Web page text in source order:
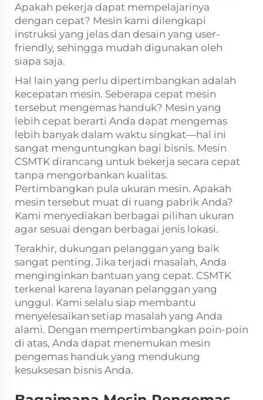
Apakah pekerja dapat mempelajarinya
dengan cepat? Mesin kami dilengkapi
instruksi yang jelas dan desain yang user-
friendly, sehingga mudah digunakan oleh
siapa saja.
Hal lain yang perlu dipertimbangkan adalah
kecepatan mesin. Seberapa cepat mesin
tersebut mengemas handuk? Mesin yang
lebih cepat berarti Anda dapat mengemas
lebih banyak dalam waktu singkat—hal ini
sangat menguntungkan bagi bisnis. Mesin
CSMTK dirancang untuk bekerja secara cepat
tanpa mengorbankan kualitas.
Pertimbangkan pula ukuran mesin. Apakah
mesin tersebut muat di ruang pabrik Anda?
Kami menyediakan berbagai pilihan ukuran
agar sesuai dengan berbagai jenis lokasi.
Terakhir, dukungan pelanggan yang baik
sangat penting. Jika terjadi masalah, Anda
menginginkan bantuan yang cepat. CSMTK
terkenal karena layanan pelanggan yang
unggul. Kami selalu siap membantu
menyelesaikan setiap masalah yang Anda
alami. Dengan mempertimbangkan poin-poin
di atas, Anda dapat menemukan mesin
pengemas handuk yang mendukung
kesuksesan bisnis Anda.